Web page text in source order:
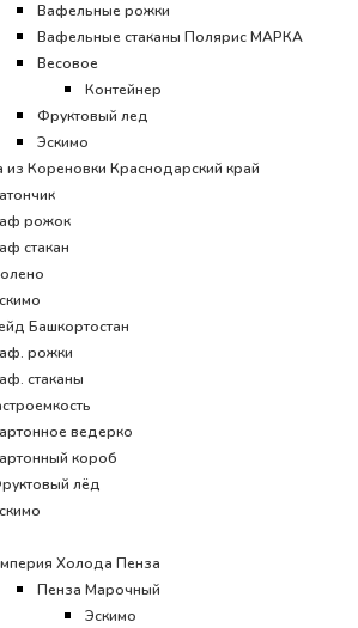
Вафельные рожки
Вафельные стаканы Полярис МАРКА
Весовое
Контейнер
Фруктовый лед
Эскимо
из Кореновки Краснодарский край
рожок
стакан
Башкортостан
рожки
стаканы
ведерко
короб
лёд
Холода Пенза
Пенза Марочный
Эскимо